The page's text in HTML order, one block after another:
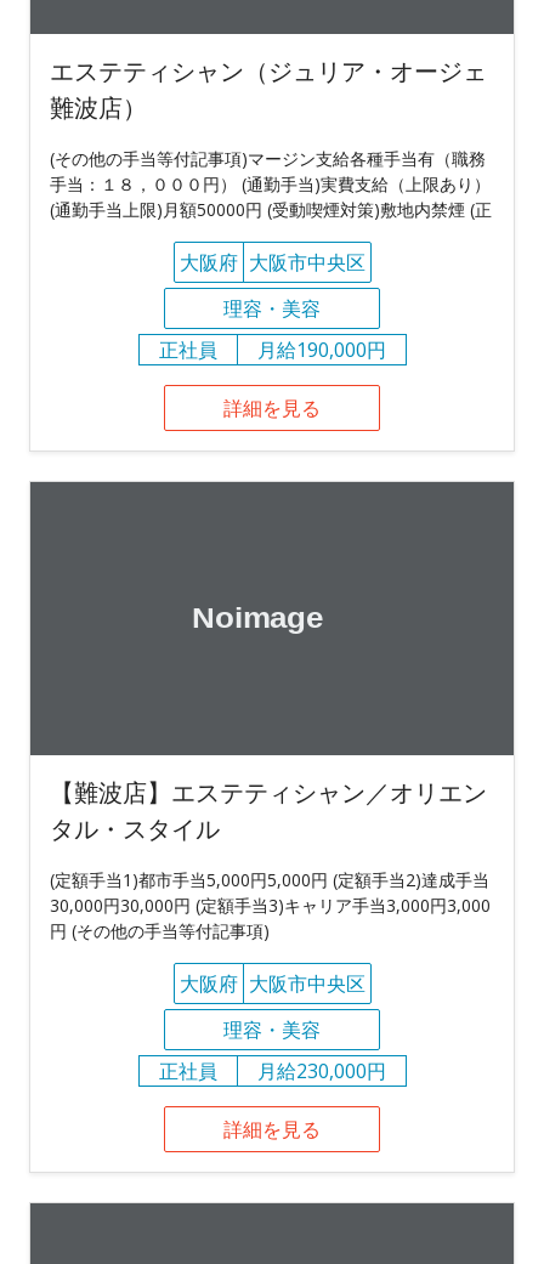
エステティシャン（ジュリア・オージェ
難波店）
(その他の手当等付記事項)マージン支給各種手当有（職務
手当：１８，０００円） (通勤手当)実費支給（上限あり）
(通勤手当上限)月額50000円 (受動喫煙対策)敷地内禁煙 (正
大阪府 大阪市中央区
理容・美容
正社員
月給190,000円
詳細を見る
【難波店】エステティシャン／オリエン
タル・スタイル
(定額手当1)都市手当5,000円5,000円 (定額手当2)達成手当
30,000円30,000円 (定額手当3)キャリア手当3,000円3,000
円 (その他の手当等付記事項)
大阪府 大阪市中央区
理容・美容
正社員
月給230,000円
詳細を見る